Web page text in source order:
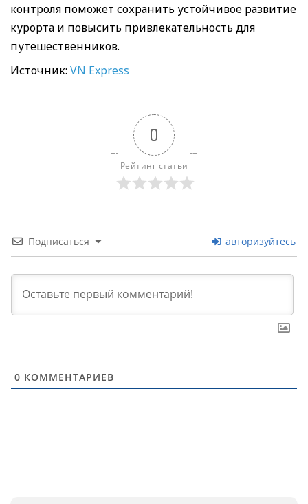
контроля поможет сохранить устойчивое развитие
курорта и повысить привлекательность для
путешественников.
Источник: VN Express
0
Рейтинг статьи
Подписаться авторизуйтесь
0 КОММЕНТАРИЕВ